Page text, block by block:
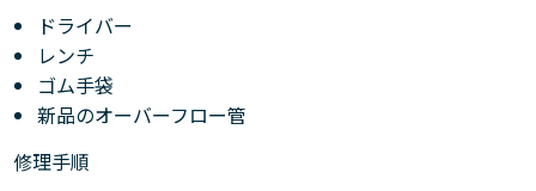
ドライバー
レンチ
ゴム手袋
新品のオーバーフロー管
修理手順